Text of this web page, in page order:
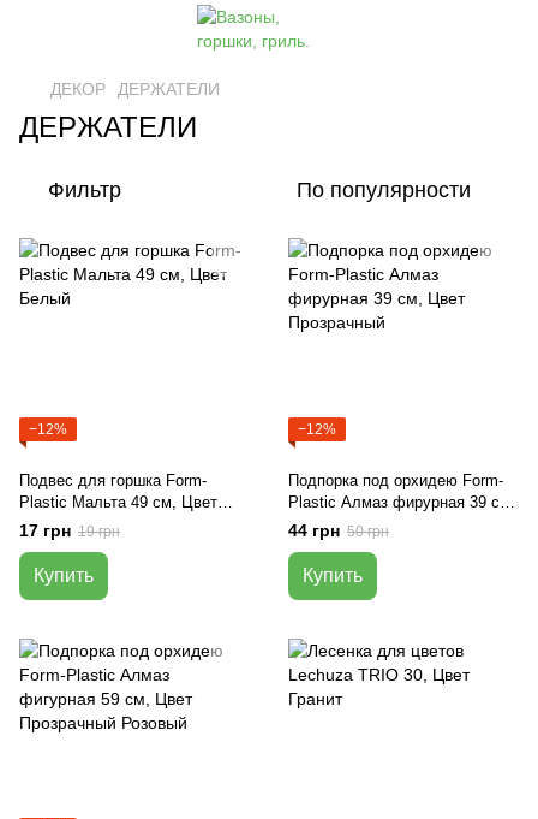
ДЕКОР ДЕРЖАТЕЛИ
ДЕРЖАТЕЛИ
Фильтр По популярности
−12%
Подвес для горшка Form-
Plastic Мальта 49 см, Цвет
Белый
17 грн 19 грн
Купить
−12%
Подпорка под орхидею Form-
Plastic Алмаз фирурная 39 см,
Цвет Прозрачный
44 грн 50 грн
Купить